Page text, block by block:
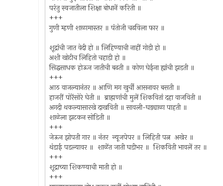
परंतु स्वजातीला शिक्षा बोधानें करिती ॥
+++
गुणी म्हणी शाळामास्तर ॥ पंतोजी चढविला फार ॥
शूद्रांची जात वेदी हो ॥ लिहिण्याची नाहीं गोडी हो ॥
अशी खोटीच लिहितो चहाडी हो ॥
सिद्धसाधक होऊन जातीची बढती ॥ कोण घेईना ह्यांची झडती ॥
+++
आठ वाजल्यानंतर ॥ आणि मग खुर्ची आसनावर बसती ॥
हाजरीं पोरेंसोरे घेती ॥ ब्राह्मणांची मुलें शिकवितां दहा वाजविती ॥
अगदी थकल्यासारखे दाखविती ॥ सावली-घड्याळा पाहती ॥
शाळेला झटकन सोडिती ॥
+++
जेऊन झोपती गार ॥ नंतर न्यूजपेपर ॥ लिहिती पत्न अखेर ॥
थंडाई पडल्यावर ॥ शाळेंत जाती घडीभर ॥ शिकविती भावलें तर ॥
+++
शूद्राच्या शिकण्याची माती हो ॥
+++